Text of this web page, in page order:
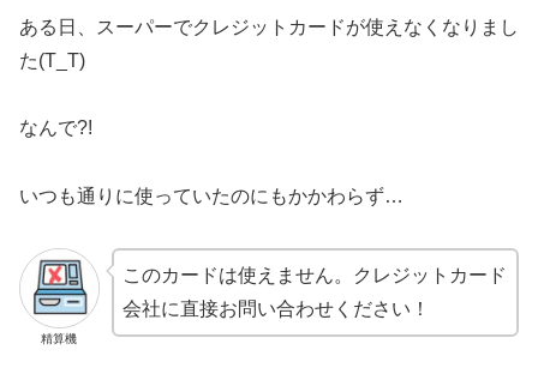
ある日、スーパーでクレジットカードが使えなくなりまし
た(T_T)
なんで?!
いつも通りに使っていたのにもかかわらず…
精算機
このカードは使えません。クレジットカード
会社に直接お問い合わせください！